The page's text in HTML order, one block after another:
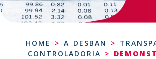
HOME > A DESBAN >
CONTROLADORIA >